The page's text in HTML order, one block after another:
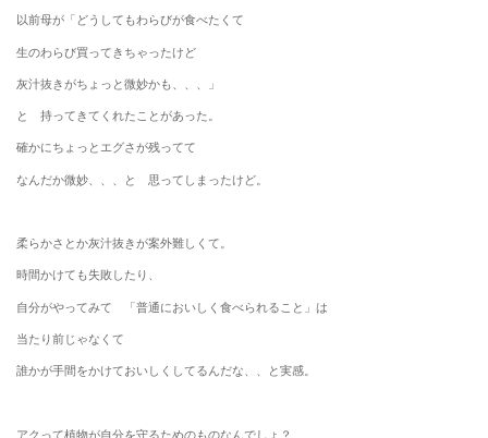
以前母が「どうしてもわらびが食べたくて
生のわらび買ってきちゃったけど
灰汁抜きがちょっと微妙かも、、、」
と 持ってきてくれたことがあった。
確かにちょっとエグさが残ってて
なんだか微妙、、、と 思ってしまったけど。
柔らかさとか灰汁抜きが案外難しくて。
時間かけても失敗したり、
自分がやってみて 「普通においしく食べられること」は
当たり前じゃなくて
誰かが手間をかけておいしくしてるんだな、、と実感。
アクって植物が自分を守るためのものなんでしょ？